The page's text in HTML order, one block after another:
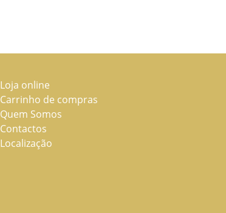
Loja online
Carrinho de compras
Quem Somos
Contactos
Localização